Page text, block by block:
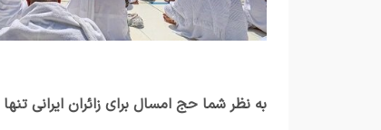
به نظر شما حج امسال برای زائران ایرانی